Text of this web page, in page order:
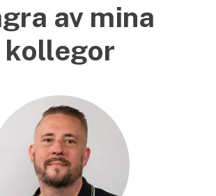
av mina
kollegor